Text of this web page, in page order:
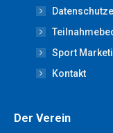
new
window
new
window
new
window
new
Sport
Kontakt
Der Verein